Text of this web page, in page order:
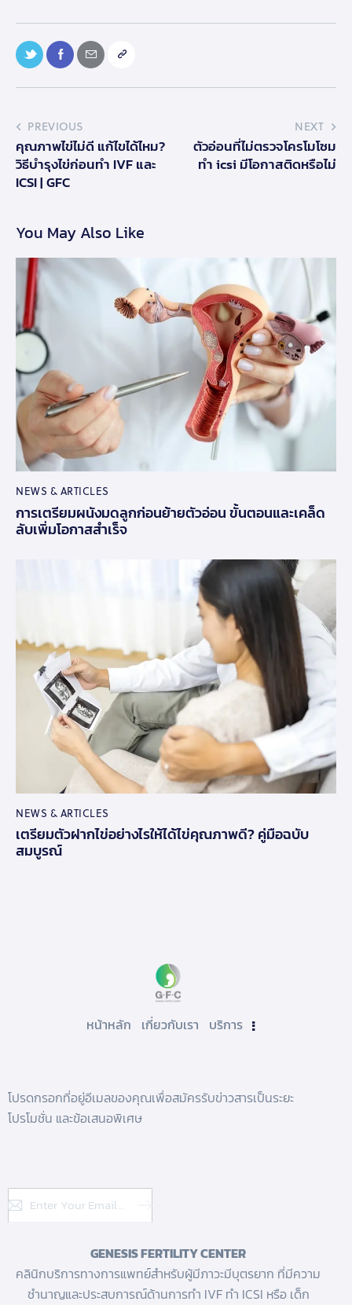
PREVIOUS
คุณภาพไข่ไม่ดี แก้ไขได้ไหม?
วิธีบำรุงไข่ก่อนทำ IVF และ
ICSI | GFC
NEXT
ตัวอ่อนที่ไม่ตรวจโครโมโซม
ทำ icsi มีโอกาสติดหรือไม่
You May Also Like
NEWS & ARTICLES
การเตรียมผนังมดลูกก่อนย้ายตัวอ่อน ขั้นตอนและเคล็ด
ลับเพิ่มโอกาสสำเร็จ
NEWS & ARTICLES
เตรียมตัวฝากไข่อย่างไรให้ได้ไข่คุณภาพดี? คู่มือฉบับ
สมบูรณ์
หน้าหลัก เกี่ยวกับเรา บริการ
โปรดกรอกที่อยู่อีเมลของคุณเพื่อสมัครรับข่าวสารเป็นระยะ
โปรโมชั่น และข้อเสนอพิเศษ
Subscribe
GENESIS FERTILITY CENTER
คลินิกบริการทางการแพทย์สำหรับผู้มีภาวะมีบุตรยาก ที่มีความ
ชำนาญและประสบการณ์ด้านการทํา IVF ทำ ICSI หรือ เด็ก